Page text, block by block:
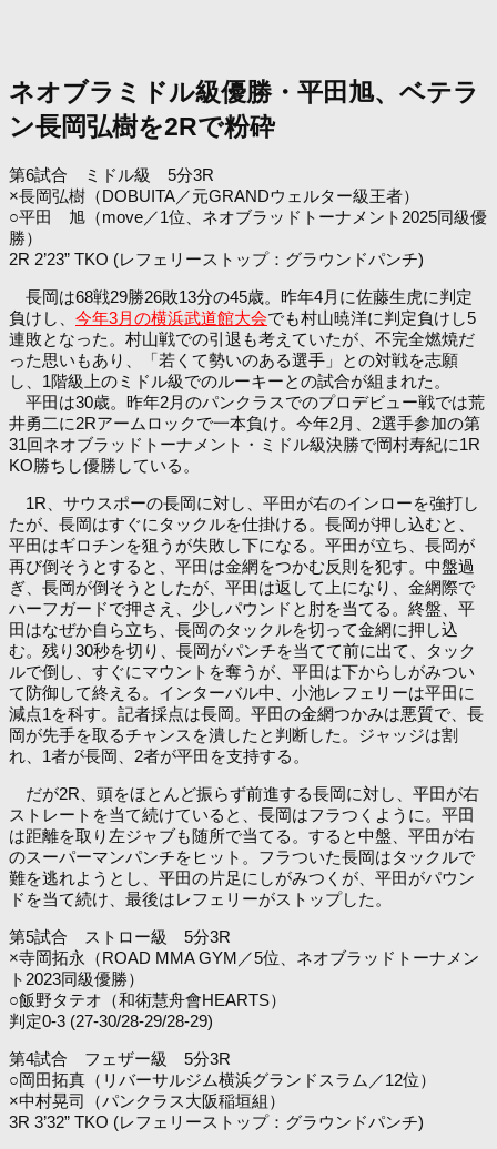
ネオブラミドル級優勝・平田旭、ベテラ
ン長岡弘樹を2Rで粉砕
第6試合 ミドル級 5分3R
×長岡弘樹（DOBUITA／元GRANDウェルター級王者）
○平田 旭（move／1位、ネオブラッドトーナメント2025同級優
勝）
2R 2’23” TKO (レフェリーストップ：グラウンドパンチ)
長岡は68戦29勝26敗13分の45歳。昨年4月に佐藤生虎に判定
負けし、 今年3月の横浜武道館大会でも村山暁洋に判定負けし5
連敗となった。村山戦での引退も考えていたが、不完全燃焼だ
った思いもあり、「若くて勢いのある選手」との対戦を志願
し、1階級上のミドル級でのルーキーとの試合が組まれた。
平田は30歳。昨年2月のパンクラスでのプロデビュー戦では荒
井勇二に2Rアームロックで一本負け。今年2月、2選手参加の第
31回ネオブラッドトーナメント・ミドル級決勝で岡村寿紀に1R
KO勝ちし優勝している。
1R、サウスポーの長岡に対し、平田が右のインローを強打し
たが、長岡はすぐにタックルを仕掛ける。長岡が押し込むと、
平田はギロチンを狙うが失敗し下になる。平田が立ち、長岡が
再び倒そうとすると、平田は金網をつかむ反則を犯す。中盤過
ぎ、長岡が倒そうとしたが、平田は返して上になり、金網際で
ハーフガードで押さえ、少しパウンドと肘を当てる。終盤、平
田はなぜか自ら立ち、長岡のタックルを切って金網に押し込
む。残り30秒を切り、長岡がパンチを当てて前に出て、タック
ルで倒し、すぐにマウントを奪うが、平田は下からしがみつい
て防御して終える。インターバル中、小池レフェリーは平田に
減点1を科す。記者採点は長岡。平田の金網つかみは悪質で、長
岡が先手を取るチャンスを潰したと判断した。ジャッジは割
れ、1者が長岡、2者が平田を支持する。
だが2R、頭をほとんど振らず前進する長岡に対し、平田が右
ストレートを当て続けていると、長岡はフラつくように。平田
は距離を取り左ジャブも随所で当てる。すると中盤、平田が右
のスーパーマンパンチをヒット。フラついた長岡はタックルで
難を逃れようとし、平田の片足にしがみつくが、平田がパウン
ドを当て続け、最後はレフェリーがストップした。
第5試合 ストロー級 5分3R
×寺岡拓永（ROAD MMA GYM／5位、ネオブラッドトーナメン
ト2023同級優勝）
○飯野タテオ（和術慧舟會HEARTS）
判定0-3 (27-30/28-29/28-29)
第4試合 フェザー級 5分3R
○岡田拓真（リバーサルジム横浜グランドスラム／12位）
×中村晃司（パンクラス大阪稲垣組）
3R 3’32” TKO (レフェリーストップ：グラウンドパンチ)